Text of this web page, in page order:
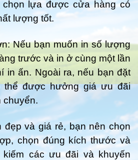
lựa được cửa hàng có
lượng tốt.
Nếu bạn muốn in số lượng
trước và in ở cùng một lần
in ấn. Ngoài ra, nếu bạn đặt
thể được hưởng giá ưu đãi
chuyển.
đẹp và giá rẻ, bạn nên chọn
chọn đúng kích thước và
các ưu đãi và khuyến